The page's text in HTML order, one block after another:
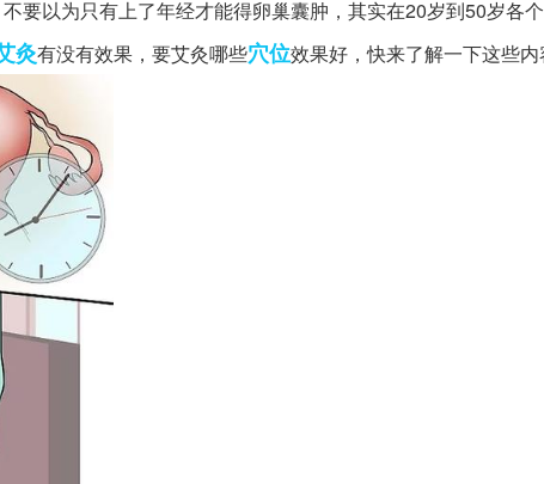
要以为只有上了年经才能得卵巢囊肿，其实在20岁到50岁各
灸有没有效果，要艾灸哪些穴位效果好，快来了解一下这些